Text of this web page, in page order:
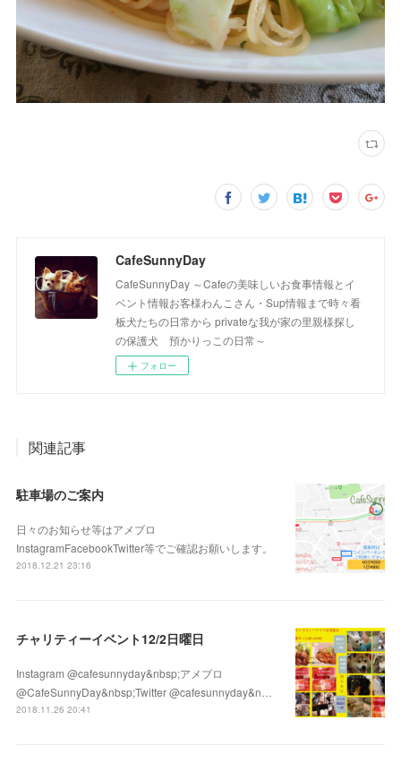
CafeSunnyDay
CafeSunnyDay ～Cafeの美味しいお食事情報とイ
ベント情報お客様わんこさん・Sup情報まで時々看
板犬たちの日常から privateな我が家の里親様探し
の保護犬 預かりっこの日常～
フォロー
関連記事
駐車場のご案内
日々のお知らせ等はアメブロ
InstagramFacebookTwitter等でご確認お願いします。
2018.12.21 23:16
チャリティーイベント12/2日曜日
Instagram @cafesunnyday&nbsp;アメブロ
@CafeSunnyDay&nbsp;Twitter @cafesunnyday&n…
2018.11.26 20:41